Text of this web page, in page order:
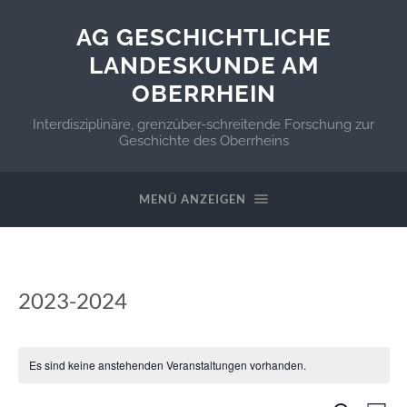
AG GESCHICHTLICHE
LANDESKUNDE AM
OBERRHEIN
Interdisziplinäre, grenzüber-schreitende Forschung zur
Geschichte des Oberrheins
MENÜ ANZEIGEN
2023-2024
Es sind keine anstehenden Veranstaltungen vorhanden.